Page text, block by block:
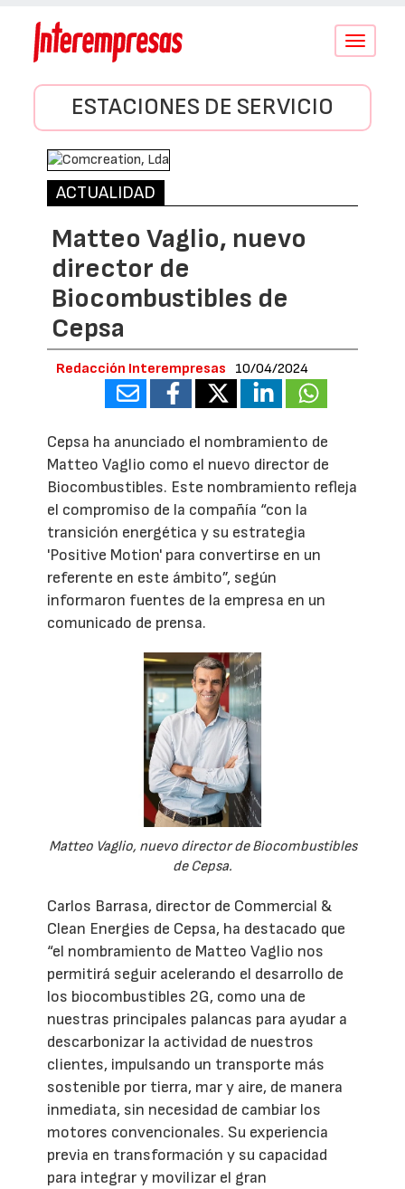
Conmutar
ESTACIONES DE SERVICIO
ACTUALIDAD
Matteo Vaglio, nuevo
director de
Biocombustibles de
Cepsa
Redacción Interempresas 10/04/2024
Cepsa ha anunciado el nombramiento de
Matteo Vaglio como el nuevo director de
Biocombustibles. Este nombramiento refleja
el compromiso de la compañía “con la
transición energética y su estrategia
'Positive Motion' para convertirse en un
referente en este ámbito”, según
informaron fuentes de la empresa en un
comunicado de prensa.
Matteo Vaglio, nuevo director de Biocombustibles
de Cepsa.
Carlos Barrasa, director de Commercial &
Clean Energies de Cepsa, ha destacado que
“el nombramiento de Matteo Vaglio nos
permitirá seguir acelerando el desarrollo de
los biocombustibles 2G, como una de
nuestras principales palancas para ayudar a
descarbonizar la actividad de nuestros
clientes, impulsando un transporte más
sostenible por tierra, mar y aire, de manera
inmediata, sin necesidad de cambiar los
motores convencionales. Su experiencia
previa en transformación y su capacidad
para integrar y movilizar el gran